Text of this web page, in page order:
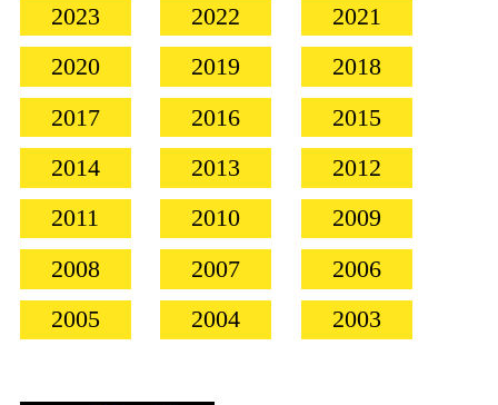
2023
2022
2021
2020
2019
2018
2017
2016
2015
2014
2013
2012
2011
2010
2009
2008
2007
2006
2005
2004 2003